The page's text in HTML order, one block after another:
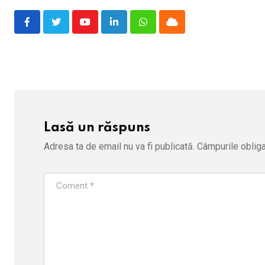
YoutubeLinkedInWhatsappCloud
Lasă un răspuns
Adresa ta de email nu va fi publicată. Câmpurile